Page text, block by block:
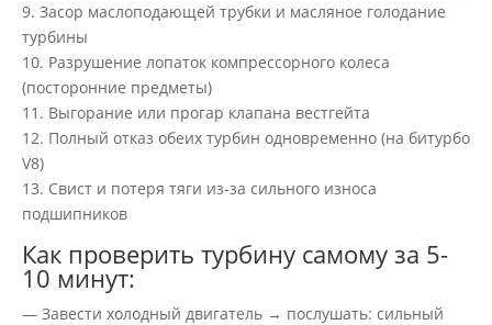
9. Засор маслоподающей трубки и масляное голодание
турбины
10. Разрушение лопаток компрессорного колеса
(посторонние предметы)
11. Выгорание или прогар клапана вестгейта
12. Полный отказ обеих турбин одновременно (на битурбо
V8)
13. Свист и потеря тяги из-за сильного износа
подшипников
Как проверить турбину самому за 5-
10 минут:
— Завести холодный двигатель → послушать: сильный